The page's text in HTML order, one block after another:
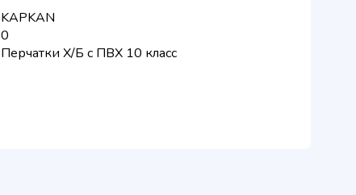
KAPKAN
0
Перчатки Х/Б с ПВХ 10 класс